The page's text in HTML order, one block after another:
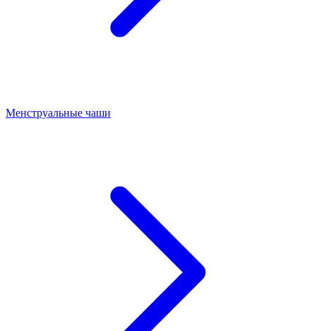
Менструальные чаши